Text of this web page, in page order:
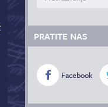
PRATITE NAS
Facebook